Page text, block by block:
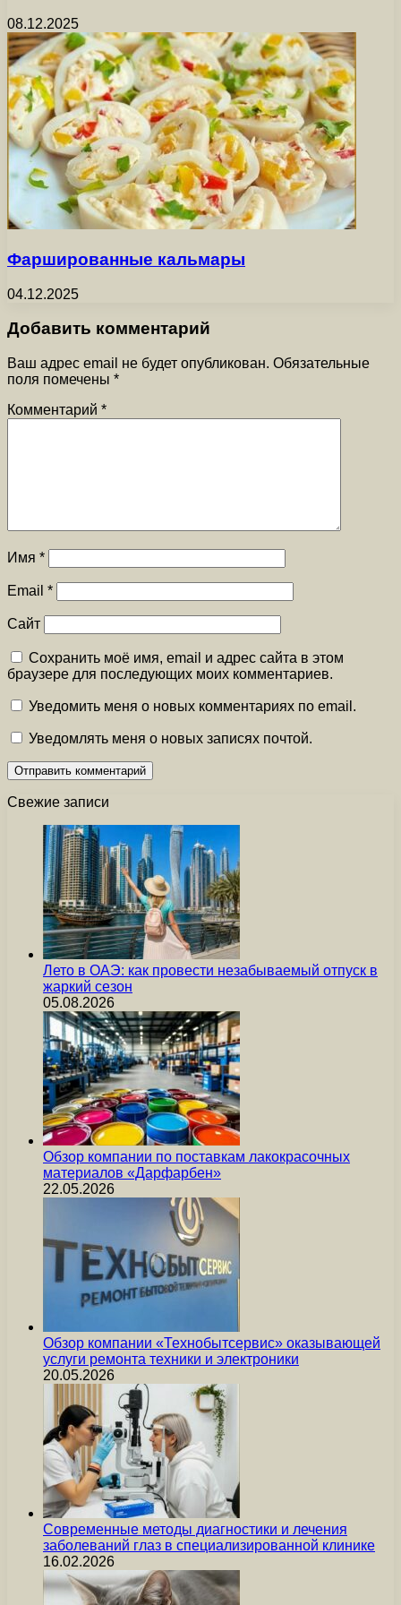
08.12.2025
Фаршированные кальмары
04.12.2025
Добавить комментарий
Ваш адрес email не будет опубликован. Обязательные
поля помечены *
Комментарий *
Имя *
Email *
Сайт
Сохранить моё имя, email и адрес сайта в этом
браузере для последующих моих комментариев.
Уведомить меня о новых комментариях по email.
Уведомлять меня о новых записях почтой.
Свежие записи
Лето в ОАЭ: как провести незабываемый отпуск в
жаркий сезон
05.08.2026
Обзор компании по поставкам лакокрасочных
материалов «Дарфарбен»
22.05.2026
Обзор компании «Технобытсервис» оказывающей
услуги ремонта техники и электроники
20.05.2026
Современные методы диагностики и лечения
заболеваний глаз в специализированной клинике
16.02.2026